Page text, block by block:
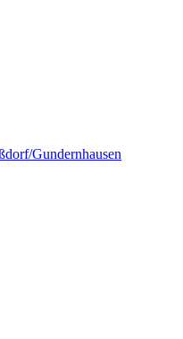
Gundernhausen